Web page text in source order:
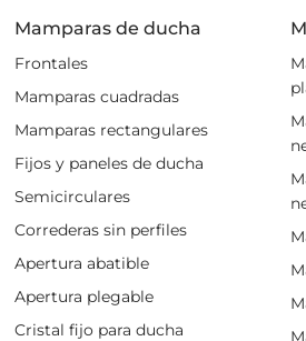
Mamparas de ducha
Frontales
Mamparas cuadradas
Mamparas rectangulares
Fijos y paneles de ducha
Semicirculares
Correderas sin perfiles
Apertura abatible
Apertura plegable
Cristal fijo para ducha